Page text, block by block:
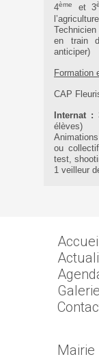
4ème et 3
en train
anticiper)
Formation
CAP
Internat :
élèves)
ou
test,
1 veilleur
Galerie
Mairie